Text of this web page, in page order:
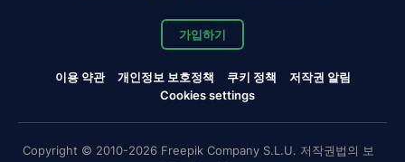
가입하기
이용 약관 개인정보 보호정책 쿠키 정책
저작권 알림
Cookies settings
Copyright © 2010-2026 Freepik Company S.L.U. 저작권법의 보